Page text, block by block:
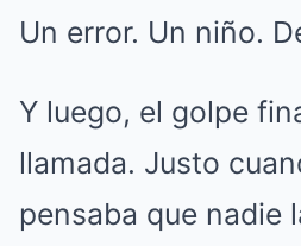
Un error. Un niño.
Y luego, el golpe
llamada. Justo
pensaba que nadie